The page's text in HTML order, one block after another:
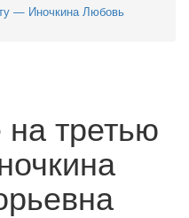
— Иночкина Любовь
третью